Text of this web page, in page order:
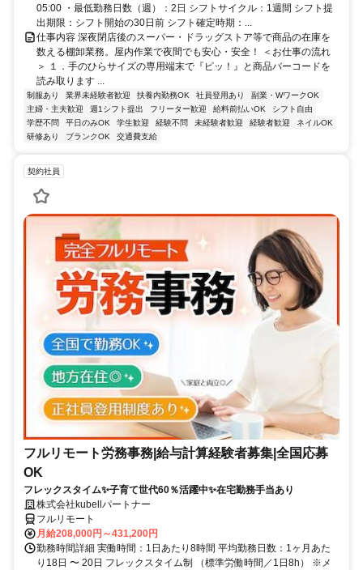
05:00 ・最低勤務日数（週）：2日 シフトサイクル：1週間 シフト提
出期限：シフト開始の30日前 シフト確定時期：...
仕事内容 深夜閉店後のスーパー・ドラッグストア等で商品の在庫を
数える棚卸業務。屋内作業で夜間でも安心・安全！ ＜お仕事の流れ
＞ １．手のひらサイズの専用端末で『ピッ！』と商品バーコードを
読み取ります ...
制服あり 業界未経験者歓迎 扶養内勤務OK 社員登用あり
副業・WワークOK
主婦・主夫歓迎
週1シフト提出 フリーター歓迎 給料前払いOK
シフト自由
学歴不問
平日のみOK 学生歓迎 経験不問 未経験者歓迎 経験者歓迎
ネイルOK
研修あり
ブランクOK 交通費支給
契約社員
フルリモート労務事務|給与計算経験者募集|全国応募
OK
フレックスタイム✨子育て世代60％活躍中✨在宅勤務手当あり
株式会社kubellパートナー
フルリモート
月給208,000円～431,200円
勤務時間詳細 実働時間：1日あたり8時間 平均勤務日数：1ヶ月あた
り18日 〜 20日 フレックスタイム制 （標準労働時間／1日8h） ※メ